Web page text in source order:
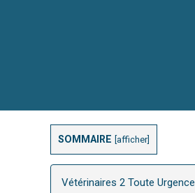
SOMMAIRE afficher
Vétérinaires 2 Toute Urgence